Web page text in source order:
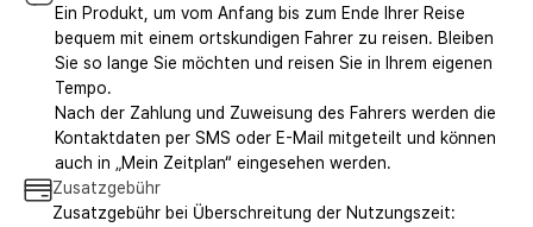
Ein Produkt, um vom Anfang bis zum Ende Ihrer Reise
bequem mit einem ortskundigen Fahrer zu reisen. Bleiben
Sie so lange Sie möchten und reisen Sie in Ihrem eigenen
Tempo.
Nach der Zahlung und Zuweisung des Fahrers werden die
Kontaktdaten per SMS oder E-Mail mitgeteilt und können
auch in „Mein Zeitplan“ eingesehen werden.
Zusatzgebühr
Zusatzgebühr bei Überschreitung der Nutzungszeit: